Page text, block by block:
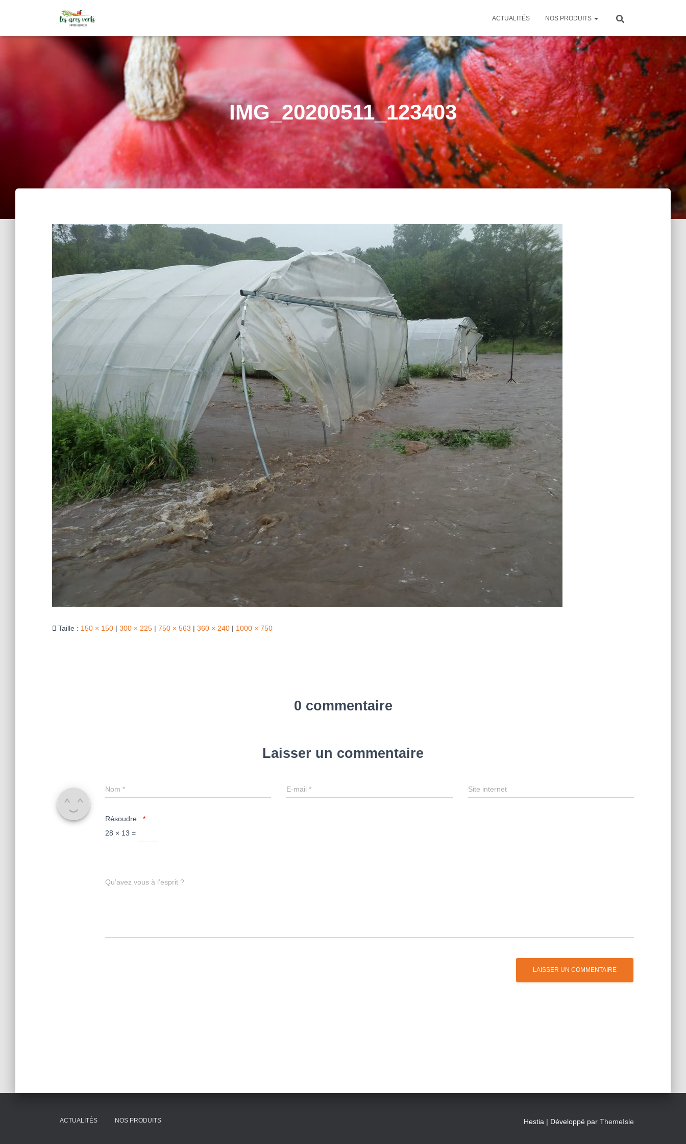
ACTUALITÉS NOS PRODUITS
IMG_20200511_123403
Taille : 150 × 150 | 300 × 225 | 750 × 563 | 360 × 240 | 1000 × 750
0 commentaire
Laisser un commentaire
Nom * E-mail* Site internet
Résoudre : *
28 × 13 =
Qu’avez vous à l’esprit ?
ACTUALITÉS NOS PRODUITS Hestia | Développé par ThemeIsle